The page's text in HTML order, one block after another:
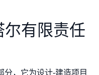
尔有限责任
分，它为设计-建造项目